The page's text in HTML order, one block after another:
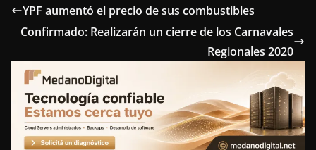
e
b
o
o
k
t
t
e
r
t
e
r
e
s
k
e
d
n
e
g
r
m
YPF aumentó el precio de sus combustibles
Confirmado: Realizarán un cierre de los Carnavales
Regionales 2020